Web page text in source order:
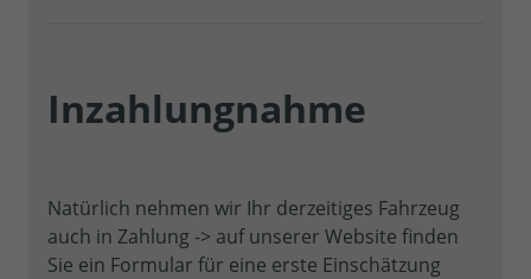
Inzahlungnahme
Natürlich nehmen wir Ihr derzeitiges Fahrzeug
auch in Zahlung -> auf unserer Website finden
Sie ein Formular für eine erste Einschätzung